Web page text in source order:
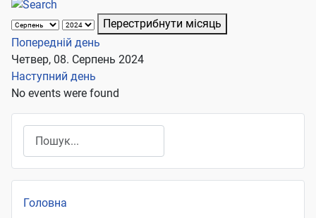
Перестрибнути місяць
Попередній день
Четвер, 08. Серпень 2024
Наступний день
No events were found
Головна